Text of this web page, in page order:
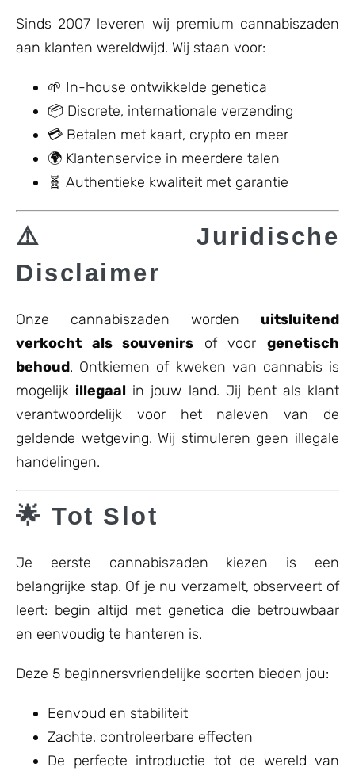
Sinds 2007 leveren wij premium cannabiszaden
aan klanten wereldwijd. Wij staan voor:
🌱 In-house ontwikkelde genetica
📦 Discrete, internationale verzending
💳 Betalen met kaart, crypto en meer
🌍 Klantenservice in meerdere talen
🧬 Authentieke kwaliteit met garantie
⚠️ Juridische
Disclaimer
Onze cannabiszaden worden uitsluitend
verkocht als souvenirs of voorgenetisch
behoud. Ontkiemen of kweken van cannabis is
mogelijk illegaal in jouw land. Jij bent als klant
verantwoordelijk voor het naleven van de
geldende wetgeving. Wij stimuleren geen illegale
handelingen.
🌟 Tot Slot
Je eerste cannabiszaden kiezen is een
belangrijke stap. Of je nu verzamelt, observeert of
leert: begin altijd met genetica die betrouwbaar
en eenvoudig te hanteren is.
Deze 5 beginnersvriendelijke soorten bieden jou:
Eenvoud en stabiliteit
Zachte, controleerbare effecten
De perfecte introductie tot de wereld van